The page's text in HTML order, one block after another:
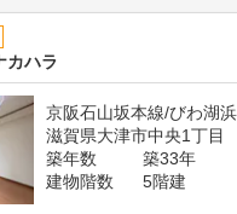
カハラ
京阪石山坂本線/びわ湖
滋賀県大津市中央1丁目
築年数
築33年
建物階数
5階建